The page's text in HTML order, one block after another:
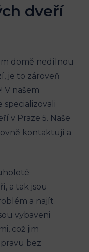
dveří
domě nedílnou
je to zároveň
V našem
specializovali
v Praze 5. Naše
kontaktují a
a tak jsou
a najít
vybaveni
což jim
bez